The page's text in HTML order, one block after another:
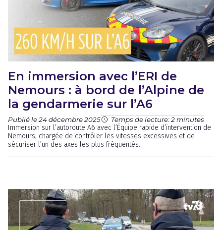
En immersion avec l’ERI de
Nemours : à bord de l’Alpine de
la gendarmerie sur l’A6
Publié le 24 décembre 2025 Temps de lecture: 2 minutes
Immersion sur l’autoroute A6 avec l’Équipe rapide d’intervention de
Nemours, chargée de contrôler les vitesses excessives et de
sécuriser l’un des axes les plus fréquentés.